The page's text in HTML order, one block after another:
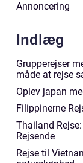
Annoncering
Indlæg
Grupperejser
måde at rejse
Oplev japan
Filippinerne
Thailand
Rejsende
Rejse til